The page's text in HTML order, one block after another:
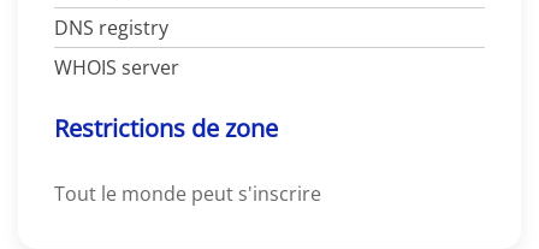
DNS registry
WHOIS server
Restrictions de zone
Tout le monde peut s'inscrire